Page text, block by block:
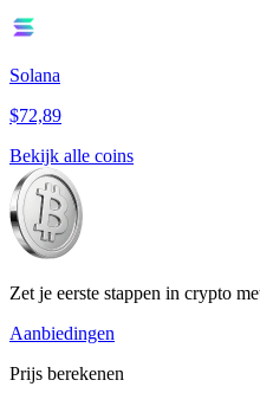
Solana
$72,89
Bekijk alle coins
Zet je eerste stappen in crypto
Aanbiedingen
Prijs berekenen